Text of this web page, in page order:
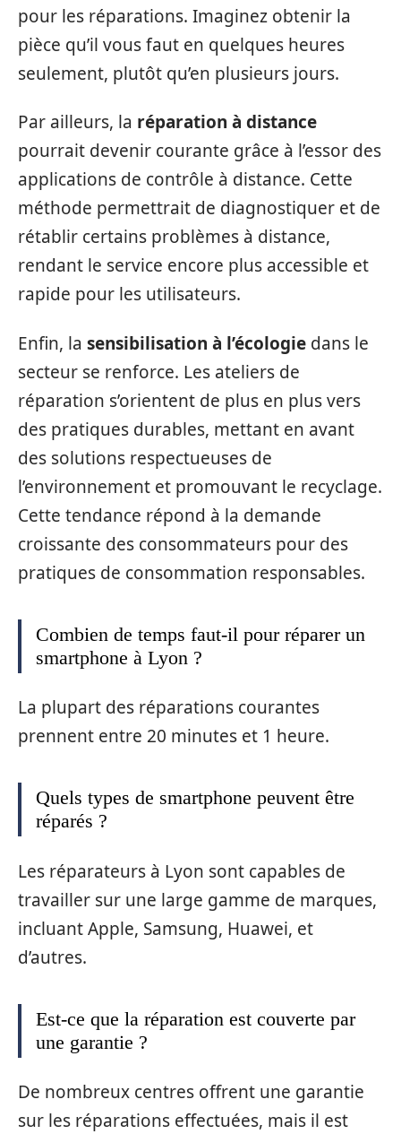
pour les réparations. Imaginez obtenir la
pièce qu’il vous faut en quelques heures
seulement, plutôt qu’en plusieurs jours.
Par ailleurs, la réparation à distance
pourrait devenir courante grâce à l’essor des
applications de contrôle à distance. Cette
méthode permettrait de diagnostiquer et de
rétablir certains problèmes à distance,
rendant le service encore plus accessible et
rapide pour les utilisateurs.
Enfin, la sensibilisation à l’écologie dans le
secteur se renforce. Les ateliers de
réparation s’orientent de plus en plus vers
des pratiques durables, mettant en avant
des solutions respectueuses de
l’environnement et promouvant le recyclage.
Cette tendance répond à la demande
croissante des consommateurs pour des
pratiques de consommation responsables.
Combien de temps faut-il pour réparer un
smartphone à Lyon ?
La plupart des réparations courantes
prennent entre 20 minutes et 1 heure.
Quels types de smartphone peuvent être
réparés ?
Les réparateurs à Lyon sont capables de
travailler sur une large gamme de marques,
incluant Apple, Samsung, Huawei, et
d’autres.
Est-ce que la réparation est couverte par
une garantie ?
De nombreux centres offrent une garantie
sur les réparations effectuées, mais il est